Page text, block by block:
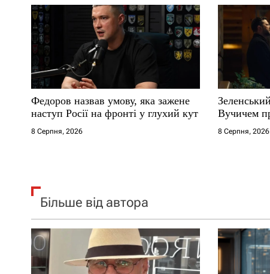
а
п
с
і
в
Федоров назвав умову, яка зажене
наступ Росії на фронті у глухий кут
8 Серпня, 2026
Вучичем
8 Серпня, 2026
Більше від автора